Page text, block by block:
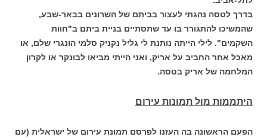
בדרך לטסה נהגתי לעצור בביתם של השרונים בבאר-שבע,
שהמשיכו להתגורר בו עד שתסתיים בניית ביתם ב"חוות
השקמים". לילי הייתה נותנת לי גליל נקניק סלמי הונגרי שלם, או
מאכל אחר החביב על אריק, ואני הייתי מביאו לבונקר או לקרון
המלחמה של אריק בטסה.
היתממות מול תמונות עירום
הפעם הראשונה בה העזנו לפרסם תמונת עירום של ישראלית (עם